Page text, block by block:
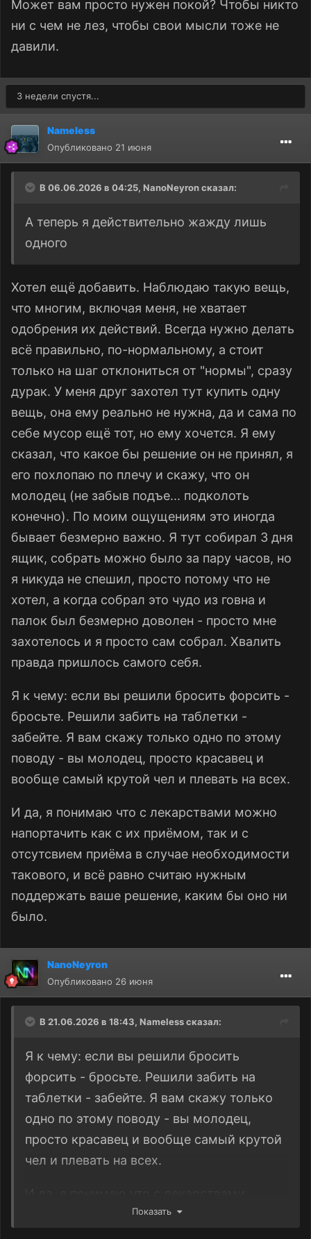
Может вам просто нужен покой? Чтобы никто
ни с чем не лез, чтобы свои мысли тоже не
давили.
3 недели спустя...
Nameless
Опубликовано 21 июня
В 06.06.2026 в 04:25, NanoNeyronсказал:
А теперь я действительно жажду лишь
одного
Хотел ещё добавить. Наблюдаю такую вещь,
что многим, включая меня, не хватает
одобрения их действий. Всегда нужно делать
всё правильно, по-нормальному, а стоит
только на шаг отклониться от "нормы", сразу
дурак. У меня друг захотел тут купить одну
вещь, она ему реально не нужна, да и сама по
себе мусор ещё тот, но ему хочется. Я ему
сказал, что какое бы решение он не принял, я
его похлопаю по плечу и скажу, что он
молодец (не забыв подъе... подколоть
конечно). По моим ощущениям это иногда
бывает безмерно важно. Я тут собирал 3 дня
ящик, собрать можно было за пару часов, но
я никуда не спешил, просто потому что не
хотел, а когда собрал это чудо из говна и
палок был безмерно доволен - просто мне
захотелось и я просто сам собрал. Хвалить
правда пришлось самого себя.
Я к чему: если вы решили бросить форсить -
бросьте. Решили забить на таблетки -
забейте. Я вам скажу только одно по этому
поводу - вы молодец, просто красавец и
вообще самый крутой чел и плевать на всех.
И да, я понимаю что с лекарствами можно
напортачить как с их приёмом, так и с
отсутсвием приёма в случае необходимости
такового, и всё равно считаю нужным
поддержать ваше решение, каким бы оно ни
было.
NanoNeyron
Опубликовано 26 июня
В 21.06.2026 в 18:43, Namelessсказал:
Я к чему: если вы решили бросить
форсить - бросьте. Решили забить на
таблетки - забейте. Я вам скажу только
одно по этому поводу - вы молодец,
просто красавец и вообще самый крутой
чел и плевать на всех.
можно напортачить как с их приёмом, так
Показать